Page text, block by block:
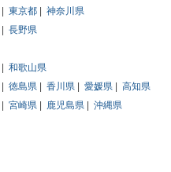
東京都
神奈川県
長野県
和歌山県
徳島県 香川県 愛媛県
高知県
宮崎県 鹿児島県
沖縄県